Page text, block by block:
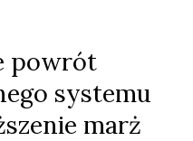
powrót
systemu
marż